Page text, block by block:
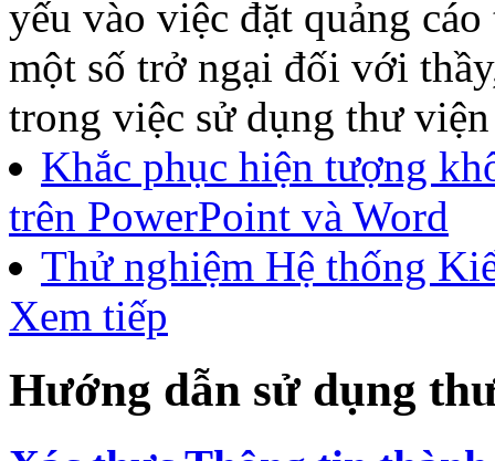
Ghi nhớ
Quên mật khẩu ĐK thành
Tin tức thư viện
Chức năng Dừng xem
Kính chào các thầy, cô!
yếu vào việc đặt quảng
một số trở ngại đối với
trong việc sử dụng thư